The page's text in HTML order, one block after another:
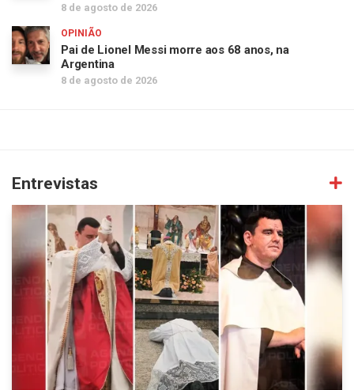
8 de agosto de 2026
OPINIÃO
Pai de Lionel Messi morre aos 68 anos, na
Argentina
8 de agosto de 2026
Entrevistas